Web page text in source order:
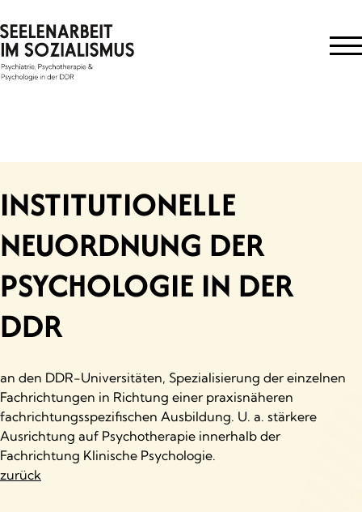
to
content
INSTITUTIONELLE
NEUORDNUNG DER
PSYCHOLOGIE IN DER
DDR
an den DDR-Universitäten, Spezialisierung der einzelnen
Fachrichtungen in Richtung einer praxisnäheren
fachrichtungsspezifischen Ausbildung. U. a. stärkere
Ausrichtung auf Psychotherapie innerhalb der
Fachrichtung Klinische Psychologie.
zurück